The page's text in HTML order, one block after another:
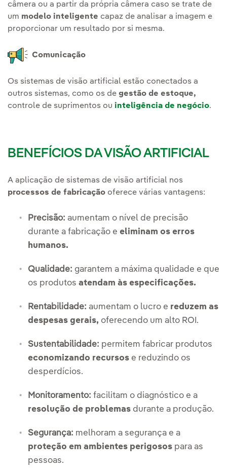
câmera ou a partir da própria câmera caso se trate de
um modelo inteligente capaz de analisar a imagem e
proporcionar um resultado por si mesma.
Comunicação
Os sistemas de visão artificial estão conectados a
outros sistemas, como os de gestão de estoque,
controle de suprimentos ou inteligência de negócio.
BENEFÍCIOS DA VISÃO ARTIFICIAL
A aplicação de sistemas de visão artificial nos
processos de fabricação oferece várias vantagens:
Precisão: aumentam o nível de precisão
durante a fabricação e eliminam os erros
humanos.
Qualidade: garantem a máxima qualidade e que
os produtos atendam às especificações.
Rentabilidade: aumentam o lucro e reduzem as
despesas gerais, oferecendo um alto ROI.
Sustentabilidade: permitem fabricar produtos
economizando recursos e reduzindo os
desperdícios.
Monitoramento: facilitam o diagnóstico e a
resolução de problemas durante a produção.
Segurança: melhoram a segurança e a
proteção em ambientes perigosos para as
pessoas.